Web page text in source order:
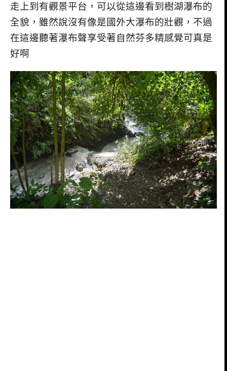
走上到有觀景平台，可以從這邊看到樹湖瀑布的
全貌，雖然說沒有像是國外大瀑布的壯觀，不過
在這邊聽著瀑布聲享受著自然芬多精感覺可真是
好啊